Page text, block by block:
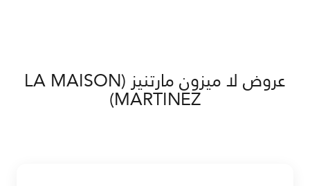
عروض لا ميزون مارتنيز (LA MAISON
MARTINEZ)